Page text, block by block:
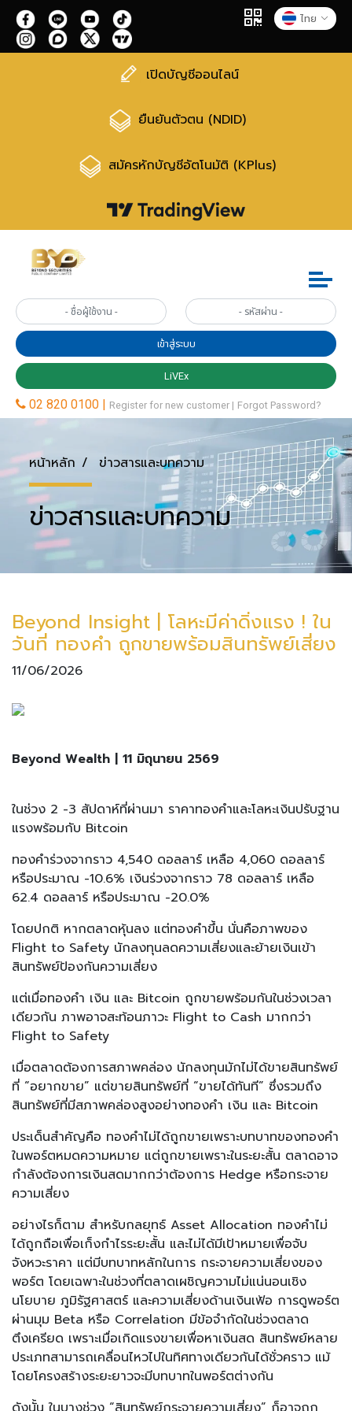
ไทย
เปิดบัญชีออนไลน์
ยืนยันตัวตน (NDID)
สมัครหักบัญชีอัตโนมัติ (KPlus)
หน้าหลัก ข่าวสารและบทความ
ข่าวสารและบทความ
Beyond Insight | โลหะมีค่าดิ่งแรง ! ใน
วันที่ ทองคำ ถูกขายพร้อมสินทรัพย์เสี่ยง
11/06/2026
Beyond Wealth | 11 มิถุนายน 2569
ในช่วง 2 -3 สัปดาห์ที่ผ่านมา ราคาทองคำและโลหะเงินปรับฐาน
แรงพร้อมกับ Bitcoin
ทองคำร่วงจากราว 4,540 ดอลลาร์ เหลือ 4,060 ดอลลาร์
หรือประมาณ -10.6% เงินร่วงจากราว 78 ดอลลาร์ เหลือ
62.4 ดอลลาร์ หรือประมาณ -20.0%
โดยปกติ หากตลาดหุ้นลง แต่ทองคำขึ้น นั่นคือภาพของ
Flight to Safety นักลงทุนลดความเสี่ยงและย้ายเงินเข้า
สินทรัพย์ป้องกันความเสี่ยง
แต่เมื่อทองคำ เงิน และ Bitcoin ถูกขายพร้อมกันในช่วงเวลา
เดียวกัน ภาพอาจสะท้อนภาวะ Flight to Cash มากกว่า
Flight to Safety
เมื่อตลาดต้องการสภาพคล่อง นักลงทุนมักไม่ได้ขายสินทรัพย์
ที่ “อยากขาย” แต่ขายสินทรัพย์ที่ “ขายได้ทันที” ซึ่งรวมถึง
สินทรัพย์ที่มีสภาพคล่องสูงอย่างทองคำ เงิน และ Bitcoin
ประเด็นสำคัญคือ ทองคำไม่ได้ถูกขายเพราะบทบาทของทองคำ
ในพอร์ตหมดความหมาย แต่ถูกขายเพราะในระยะสั้น ตลาดอาจ
กำลังต้องการเงินสดมากกว่าต้องการ Hedge หรือกระจาย
ความเสี่ยง
อย่างไรก็ตาม สำหรับกลยุทธ์ Asset Allocation ทองคำไม่
ได้ถูกถือเพื่อเก็งกำไรระยะสั้น และไม่ได้มีเป้าหมายเพื่อจับ
จังหวะราคา แต่มีบทบาทหลักในการ กระจายความเสี่ยงของ
พอร์ต โดยเฉพาะในช่วงที่ตลาดเผชิญความไม่แน่นอนเชิง
นโยบาย ภูมิรัฐศาสตร์ และความเสี่ยงด้านเงินเฟ้อ การดูพอร์ต
ผ่านมุม Beta หรือ Correlation มีข้อจำกัดในช่วงตลาด
ตึงเครียด เพราะเมื่อเกิดแรงขายเพื่อหาเงินสด สินทรัพย์หลาย
ประเภทสามารถเคลื่อนไหวไปในทิศทางเดียวกันได้ชั่วคราว แม้
โดยโครงสร้างระยะยาวจะมีบทบาทในพอร์ตต่างกัน